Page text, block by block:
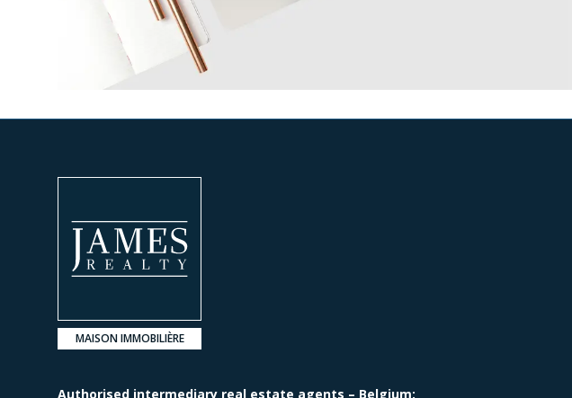
MAISON IMMOBILIÈRE
Authorised intermediary real estate agents – Belgium: